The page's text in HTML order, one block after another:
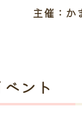
まめっ
ント